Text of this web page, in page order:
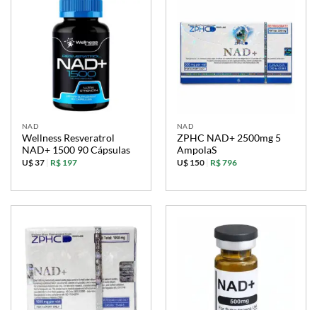
NAD
Wellness Resveratrol
NAD+ 1500 90 Cápsulas
U$ 37 R$ 197
NAD
ZPHC NAD+ 2500mg 5
AmpolaS
U$ 150 R$ 796